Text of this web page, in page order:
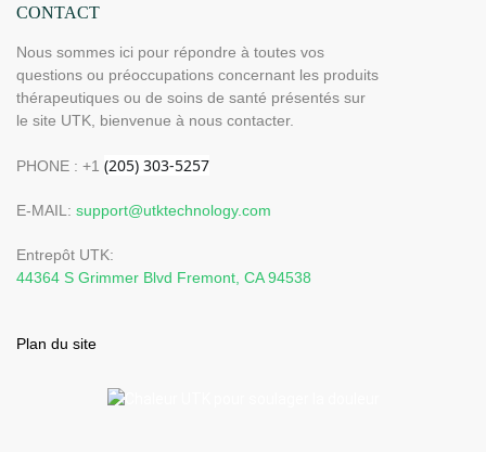
CONTACT
Nous sommes ici pour répondre à toutes vos
questions ou préoccupations concernant les produits
thérapeutiques ou de soins de santé présentés sur
le site UTK, bienvenue à nous contacter.
PHONE : +1
E-MAIL: support@utktechnology.com
Entrepôt UTK:
44364 S Grimmer Blvd Fremont, CA 94538
Plan du site